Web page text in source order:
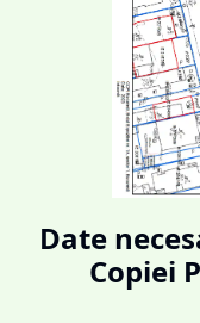
Date
Copiei